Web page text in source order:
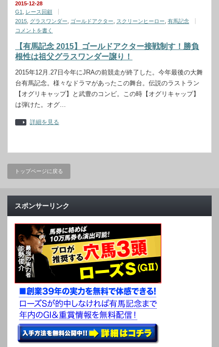
2015-12-28
G1
レース回顧
2015 グラスワンダー ゴールドアクター スクリーンヒーロー 有馬記念
コメントを書く
【有馬記念 2015】ゴールドアクター接戦制す！勝負
根性は祖父グラスワンダー譲り！
2015年12月.27日今年にJRAの前競走が終了した。今年最後の大舞
台有馬記念。様々なドラマがあったこの舞台。伝説のラストラン
【オグリキャップ】と武豊のコンビ。この時【オグリキャップ】
は弾けた。オグ…
詳細を見る
トップページに戻る
スポンサーリンク